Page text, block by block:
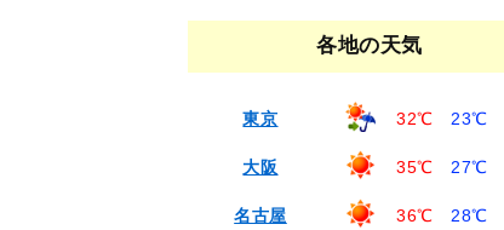
各地の天気
東京 32℃ 23℃
大阪 35℃ 27℃
名古屋 36℃ 28℃